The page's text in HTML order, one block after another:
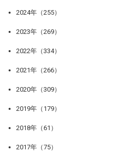
2024年（255）
2023年（269）
2022年（334）
2021年（266）
2020年（309）
2019年（179）
2018年（61）
2017年（75）